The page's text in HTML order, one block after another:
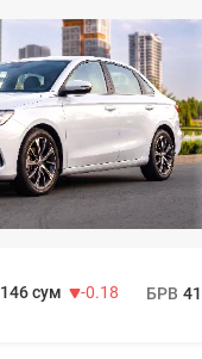
146 сум
-0.18
БРВ